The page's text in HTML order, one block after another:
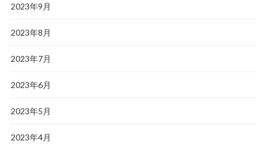
2023年9月
2023年8月
2023年7月
2023年6月
2023年5月
2023年4月